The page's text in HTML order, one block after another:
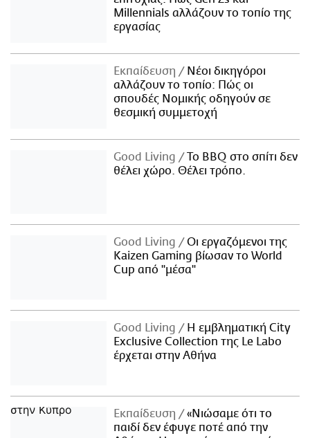
Millennials αλλάζουν το τοπίο της
εργασίας
Εκπαίδευση
Νέοι δικηγόροι
αλλάζουν το τοπίο: Πώς οι
σπουδές Νομικής οδηγούν σε
θεσμική συμμετοχή
Good Living
Το BBQ στο σπίτι δεν
θέλει χώρο. Θέλει τρόπο.
Good Living
Οι εργαζόμενοι της
Kaizen Gaming βίωσαν το World
Cup από "μέσα"
Good Living
Η εμβληματική City
Exclusive Collection της Le Labo
έρχεται στην Αθήνα
Εκπαίδευση
«Νιώσαμε ότι το
παιδί δεν έφυγε ποτέ από την